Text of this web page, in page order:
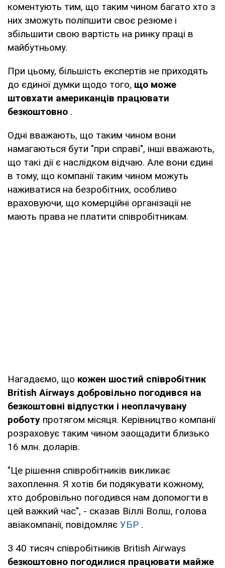
коментують тим, що таким чином багато хто з
них зможуть поліпшити своє резюме і
збільшити свою вартість на ринку праці в
майбутньому.
При цьому, більшість експертів не приходять
до єдиної думки щодо того, що може
штовхати американців працювати
безкоштовно .
Одні вважають, що таким чином вони
намагаються бути "при справі", інші вважають,
що такі дії є наслідком відчаю. Але вони єдині
в тому, що компанії таким чином можуть
наживатися на безробітних, особливо
враховуючи, що комерційні організації не
мають права не платити співробітникам.
Нагадаємо, що кожен шостий співробітник
British Airways добровільно погодився на
безкоштовні відпустки і неоплачувану
роботу протягом місяця. Керівництво компанії
розраховує таким чином заощадити близько
16 млн. доларів.
"Це рішення співробітників викликає
захоплення. Я хотів би подякувати кожному,
хто добровільно погодився нам допомогти в
цей важкий час", - сказав Віллі Волш, голова
авіакомпанії, повідомляє УБР .
З 40 тисяч співробітників British Airways
безкоштовно погодилися працювати майже